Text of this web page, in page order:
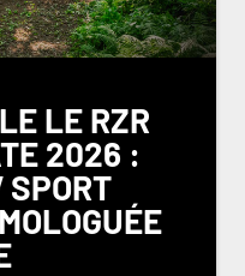
LE RZR
2026 :
SPORT